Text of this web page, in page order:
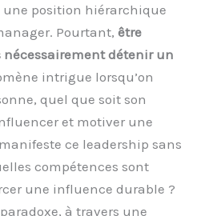
une position hiérarchique
Pourtant,être
détenir un
intrigue lorsqu’on
quel que soit son
et motiver une
ce leadership sans
compétences sont
une influence durable ?
à travers une